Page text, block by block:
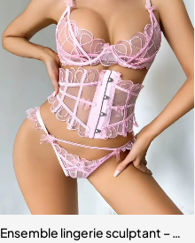
Ensemble lingerie sculptant –